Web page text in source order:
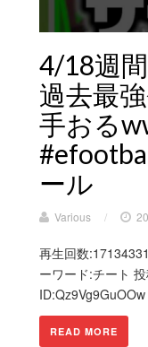
4/18週
過去最
手おる
ール
Various /
再生回数
ーワード:チート
READ MORE